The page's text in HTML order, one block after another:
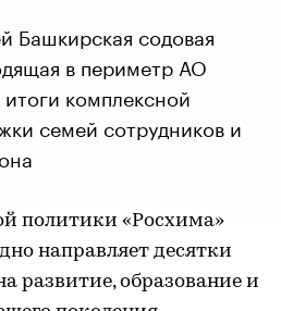
Башкирская содовая
в периметр АО
комплексной
семей сотрудников и
политики «Росхима»
направляет десятки
развитие, образование и